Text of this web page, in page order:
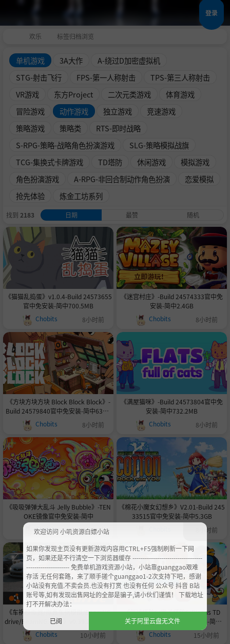
登录
欢乐 标签归档浏览
单机游戏 3A大作
A-绕过D加密虚拟机
STG-射击飞行
FPS-第一人称射击
TPS-第三人称射击
VR游戏
东方Project 二次元类游戏
体育游戏
冒险游戏
动作游戏 独立游戏
竞速游戏
策略游戏
策略类
RTS-即时战略
S-RPG-策略-战略角色扮演游戏
SLG-策略模拟战旗
TCG-集换式卡牌游戏
TD塔防 休闲游戏
模拟游戏
角色扮演游戏
A-RPG-非回合制动作角色扮演
恋爱模拟
抢先体验
炼金工坊系列
找到 2183 日期 最赞 随机
《猫猫乱捣蛋》v1.0.4-Build 24573655
官中免安装-简中700.5MB
Chobits
8小时前
《迷宫村庄》-Build 24574333官中免
安装-简中2.4GB
Chobits
8小时前
《方块方块方块 Block Block Block》-
Build 24579840官中免安装-简中632.1
Chobits 8小时前
《满屋猫咪》-Build 24573804官中免
安装-简中732.2MB
Chobits
8小时前
《吸吸弹弹大乱斗 Jelly Bubble》-TEN
OKE镜像官中免安装-简中
Chobits
8小时前
《棉花小魔女幻想乡》V2.01-Build 245
33515官中免安装-简中5.3GB
8小时前
《车祸模拟器/拟真车祸模拟/BeamNG
drive/BeamNG.drive》v0.39.2.1-0XDE
ADCODE联机版官中简体
Chobits 10小时前
《气球塔防6/猴子塔防6/Bloons TD
6》-Build 24529267官中免安装-简中|
支持键鼠|容量2.6GB
Chobits 15小时前
欢迎访问 小叽资源白嫖小站
如果你发现主页没有更新游戏内容用CTRL+F5强制刷新一下网
页，如果还是不行清空一下浏览器缓存 ----------------------------------
--------------------- 免费单机游戏资源小站，小站靠guanggao艰难
存活 无任何套路，来了顺手搓个guanggao1-2次支持下吧，感谢
小站没有充值.不卖会员.也没有打赏 也没有任何 公众号 抖音 B站
账号等,如有发现出售网址的全部是骗子,请小伙们谨慎！ 下载地址
打不开解决办法：
已阅
关于阿里云盘无文件